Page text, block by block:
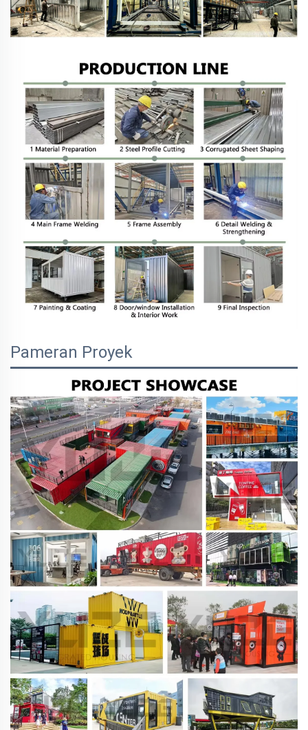
Pameran Proyek